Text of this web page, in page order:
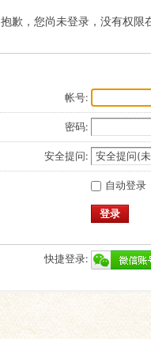
抱歉，您尚未登录，没有权限
帐号:
密码:
安全提问:
自动登录
登录
快捷登录: